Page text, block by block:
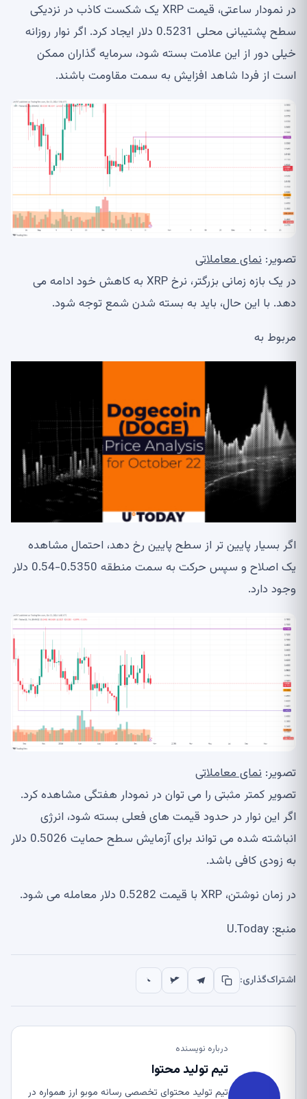
در نمودار ساعتی، قیمت XRP یک شکست کاذب در نزدیکی
سطح پشتیبانی محلی 0.5231 دلار ایجاد کرد. اگر نوار روزانه
خیلی دور از این علامت بسته شود، سرمایه گذاران ممکن
است از فردا شاهد افزایش به سمت مقاومت باشند.
تصویر: نمای معاملاتی
در یک بازه زمانی بزرگتر، نرخ XRP به کاهش خود ادامه می
دهد. با این حال، باید به بسته شدن شمع توجه شود.
مربوط به
اگر بسیار پایین تر از سطح پایین رخ دهد، احتمال مشاهده
یک اصلاح و سپس حرکت به سمت منطقه 0.5350-0.54 دلار
وجود دارد.
تصویر: نمای معاملاتی
تصویر کمتر مثبتی را می توان در نمودار هفتگی مشاهده کرد.
اگر این نوار در حدود قیمت های فعلی بسته شود، انرژی
انباشته شده می تواند برای آزمایش سطح حمایت 0.5026 دلار
به زودی کافی باشد.
در زمان نوشتن، XRP با قیمت 0.5282 دلار معامله می شود.
منبع: U.Today
اشتراک‌گذاری:
درباره نویسنده
تیم تولید محتوا
تیم تولید محتوای تخصصی رسانه موبو ارز همواره در